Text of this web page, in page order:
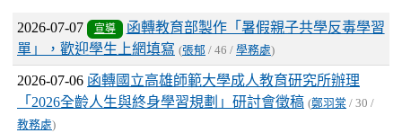
文章列表
2026-07-07 宣導
函轉教育部製作「暑假親子共學反毒學習
單」，歡迎學生上網填寫 (張郁 / 46 / 學務處)
2026-07-06 函轉國立高雄師範大學成人教育研究所辦理
「2026全齡人生與終身學習規劃」研討會徵稿 (鄭羽棠 / 30 /
教務處)